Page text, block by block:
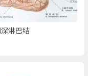
淋巴结